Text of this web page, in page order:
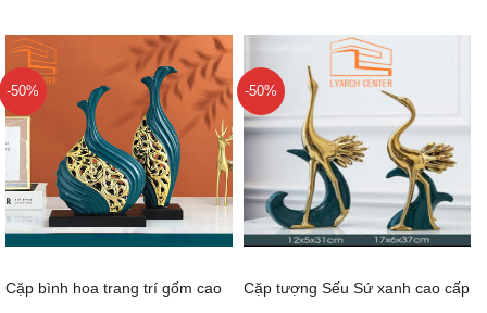
-50%
Cặp bình hoa trang trí gốm cao
-50%
Cặp tượng Sếu Sứ xanh cao cấp